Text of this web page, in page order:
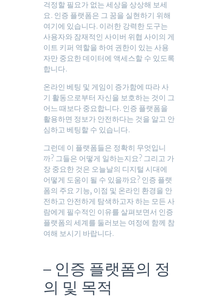
걱정할 필요가 없는 세상을 상상해 보세
요. 인증 플랫폼은 그 꿈을 실현하기 위해
여기에 있습니다. 이러한 강력한 도구는
사용자와 잠재적인 사이버 위협 사이의 게
이트 키퍼 역할을 하여 권한이 있는 사용
자만 중요한 데이터에 액세스할 수 있도록
합니다.
온라인 베팅 및 게임이 증가함에 따라 사
기 활동으로부터 자신을 보호하는 것이 그
어느 때보다 중요합니다. 인증 플랫폼을
활용하면 정보가 안전하다는 것을 알고 안
심하고 베팅할 수 있습니다.
그런데 이 플랫폼들은 정확히 무엇입니
까? 그들은 어떻게 일하는지요? 그리고 가
장 중요한 것은 오늘날의 디지털 시대에
어떻게 도움이 될 수 있을까요? 인증 플랫
폼의 주요 기능, 이점 및 온라인 환경을 안
전하고 안전하게 탐색하고자 하는 모든 사
람에게 필수적인 이유를 살펴보면서 인증
플랫폼의 세계를 둘러보는 여정에 함께 참
여해 보시기 바랍니다.
– 인증 플랫폼의 정
의 및 목적